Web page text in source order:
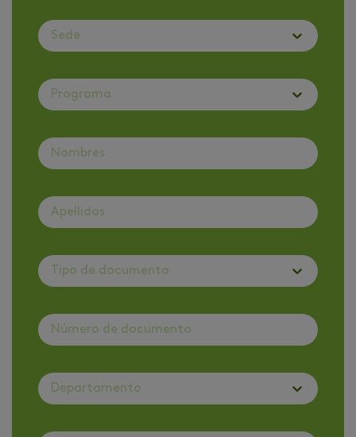
Sede
Programa
Tipo de documento
Departamento